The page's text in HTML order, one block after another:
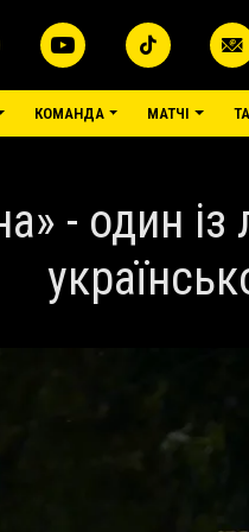
КОМАНДА МАТЧІ
- один із